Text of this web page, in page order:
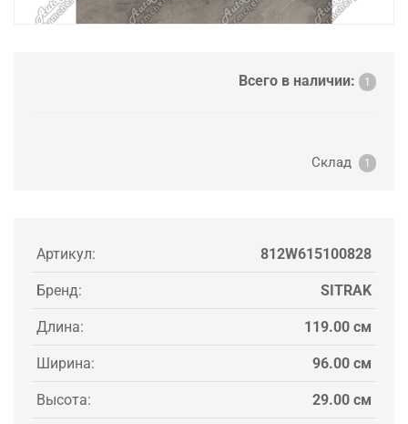
Всего в наличии: 1
Склад 1
Артикул: 812W615100828
Бренд: SITRAK
Длина: 119.00 см
Ширина: 96.00 см
Высота: 29.00 см